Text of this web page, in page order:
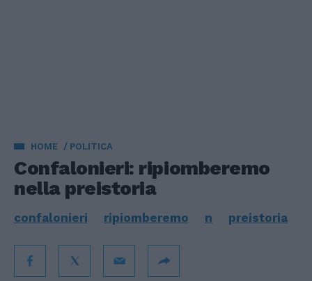
HOME POLITICA
Confalonieri: ripiomberemo
nella preistoria
confalonieri ripiomberemo n preistoria